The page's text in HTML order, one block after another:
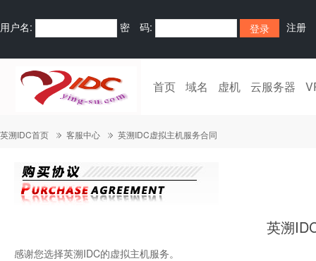
用户名: 密 码: 注册
首页 域名 虚机 云服务器
英溯IDC首页 客服中心 英溯IDC虚拟主机服务合同
英溯
感谢您选择英溯IDC的虚拟主机服务。